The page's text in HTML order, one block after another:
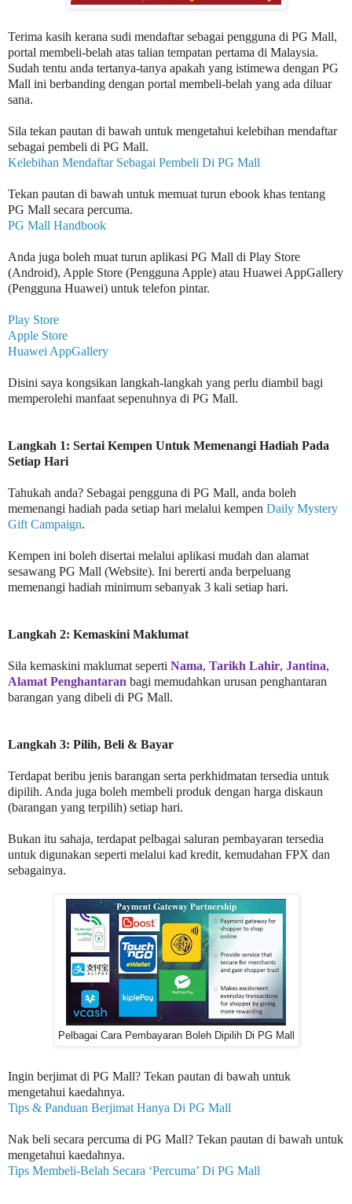
Terima kasih kerana sudi mendaftar sebagai pengguna di PG Mall,
portal membeli-belah atas talian tempatan pertama di Malaysia.
Sudah tentu anda tertanya-tanya apakah yang istimewa dengan PG
Mall ini berbanding dengan portal membeli-belah yang ada diluar
sana.
Sila tekan pautan di bawah untuk mengetahui kelebihan mendaftar
sebagai pembeli di PG Mall.
Kelebihan Mendaftar Sebagai Pembeli Di PG Mall
Tekan pautan di bawah untuk memuat turun ebook khas tentang
PG Mall secara percuma.
PG Mall Handbook
Anda juga boleh muat turun aplikasi PG Mall di Play Store
(Android), Apple Store (Pengguna Apple) atau Huawei AppGallery
(Pengguna Huawei) untuk telefon pintar.
Play Store
Apple Store
Huawei AppGallery
Disini saya kongsikan langkah-langkah yang perlu diambil bagi
memperolehi manfaat sepenuhnya di PG Mall.
Langkah 1: Sertai Kempen Untuk Memenangi Hadiah Pada
Setiap Hari
Tahukah anda? Sebagai pengguna di PG Mall, anda boleh
memenangi hadiah pada setiap hari melalui kempen Daily Mystery
Gift Campaign.
Kempen ini boleh disertai melalui aplikasi mudah dan alamat
sesawang PG Mall (Website). Ini bererti anda berpeluang
memenangi hadiah minimum sebanyak 3 kali setiap hari.
Langkah 2: Kemaskini Maklumat
Sila kemaskini maklumat seperti Nama, Tarikh Lahir, Jantina,
Alamat Penghantaran bagi memudahkan urusan penghantaran
barangan yang dibeli di PG Mall.
Langkah 3: Pilih, Beli & Bayar
Terdapat beribu jenis barangan serta perkhidmatan tersedia untuk
dipilih. Anda juga boleh membeli produk dengan harga diskaun
(barangan yang terpilih) setiap hari.
Bukan itu sahaja, terdapat pelbagai saluran pembayaran tersedia
untuk digunakan seperti melalui kad kredit, kemudahan FPX dan
sebagainya.
Pelbagai Cara Pembayaran Boleh Dipilih Di PG Mall
Ingin berjimat di PG Mall? Tekan pautan di bawah untuk
mengetahui kaedahnya.
Tips & Panduan Berjimat Hanya Di PG Mall
Nak beli secara percuma di PG Mall? Tekan pautan di bawah untuk
mengetahui kaedahnya.
Tips Membeli-Belah Secara ‘Percuma’ Di PG Mall